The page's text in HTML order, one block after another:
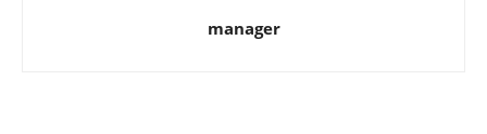
manager